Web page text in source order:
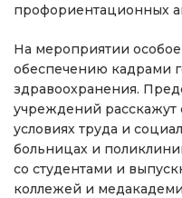
профориентационных
На мероприятии
обеспечению кадрами
здравоохранения.
учреждений
условиях труда и
больницах и
со студентами и
коллежей и